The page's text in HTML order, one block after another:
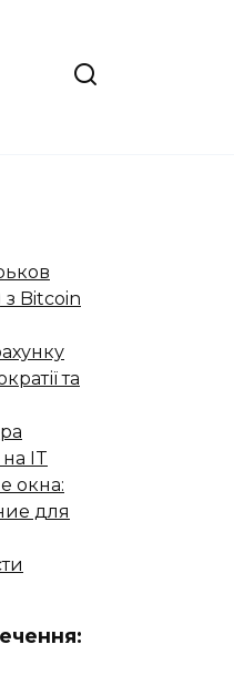
Bitcoin
та
IT
окна:
для